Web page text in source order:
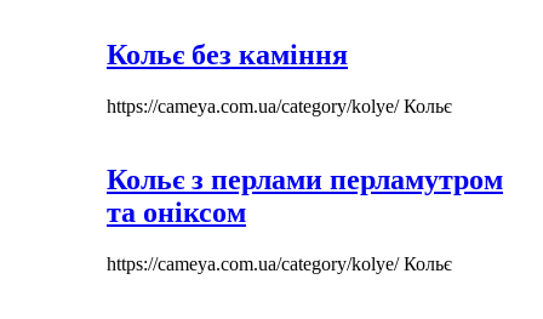
Кольє без каміння
https://cameya.com.ua/category/kolye/Кольє
Кольє з перлами перламутром
та оніксом
https://cameya.com.ua/category/kolye/Кольє